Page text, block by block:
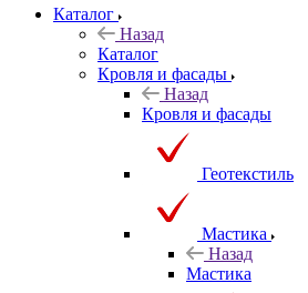
Каталог
Назад
Каталог
Кровля и фасады
Назад
Кровля и фасады
Геотекстиль
Мастика
Назад
Мастика